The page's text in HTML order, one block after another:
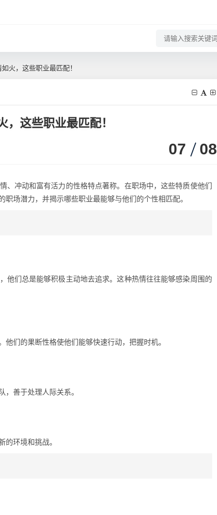
火，这些职业最匹配！
这些职业最匹配！
07 08
、冲动和富有活力的性格特点著称。在职场中，这些特质使他们
场潜力，并揭示哪些职业最能够与他们的个性相匹配。
他们总是能够积极主动地去追求。这种热情往往能够感染周围的
们的果断性格使他们能够快速行动，把握时机。
，善于处理人际关系。
的环境和挑战。